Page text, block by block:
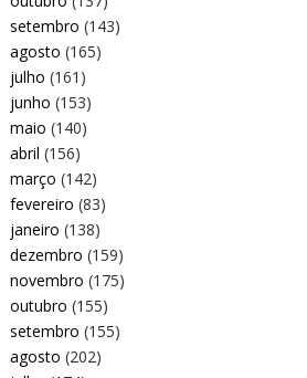
setembro (143)
agosto (165)
julho (161)
junho (153)
maio (140)
abril (156)
março (142)
fevereiro (83)
janeiro (138)
dezembro (159)
novembro (175)
outubro (155)
setembro (155)
agosto (202)